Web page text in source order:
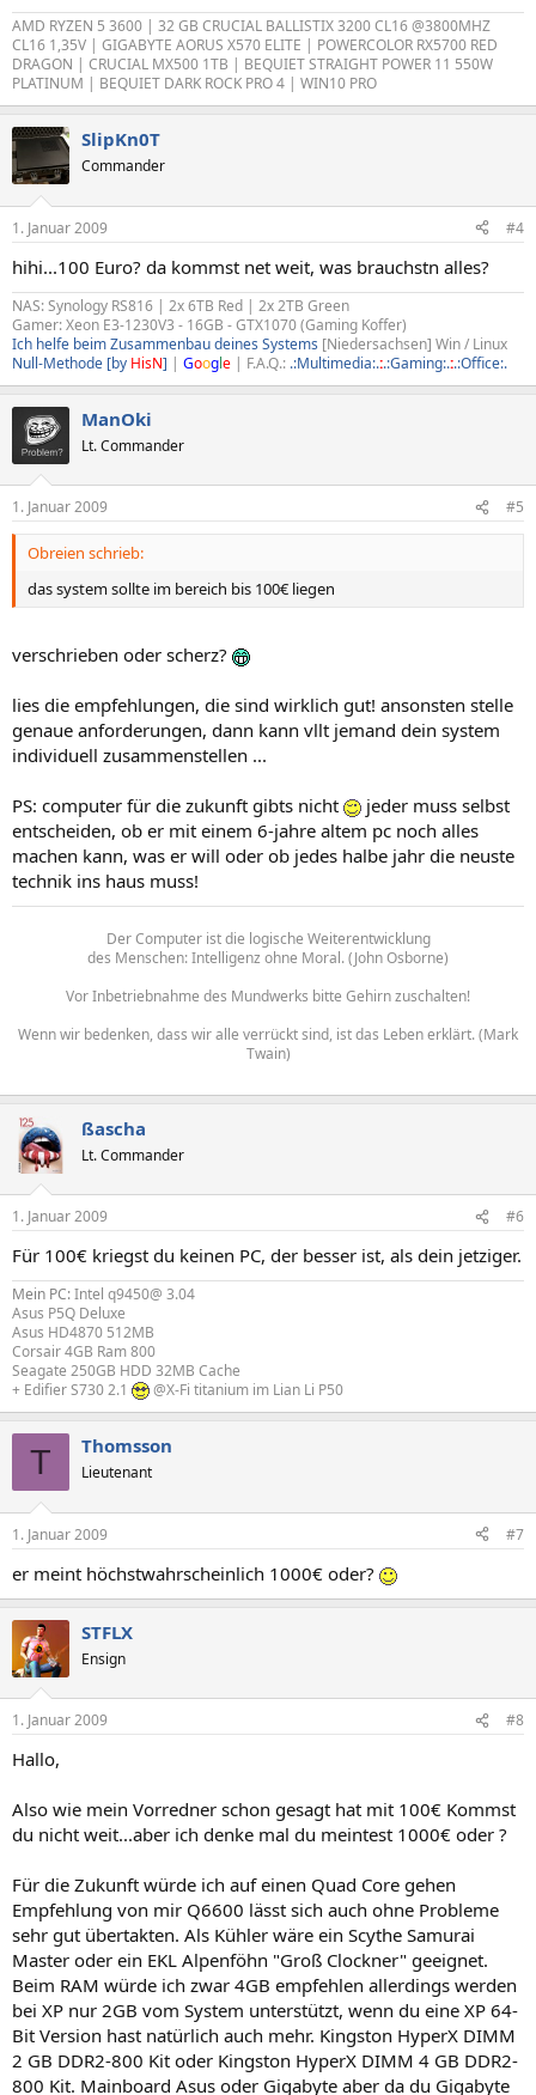
AMD RYZEN 5 3600 | 32 GB CRUCIAL BALLISTIX 3200 CL16 @3800MHZ
CL16 1,35V | GIGABYTE AORUS X570 ELITE | POWERCOLOR RX5700 RED
DRAGON | CRUCIAL MX500 1TB | BEQUIET STRAIGHT POWER 11 550W
PLATINUM | BEQUIET DARK ROCK PRO 4 | WIN10 PRO
SlipKn0T
Commander
1. Januar 2009 #4
hihi...100 Euro? da kommst net weit, was brauchstn alles?
NAS: Synology RS816 | 2x 6TB Red | 2x 2TB Green
Gamer: Xeon E3-1230V3 - 16GB - GTX1070 (Gaming Koffer)
Ich helfe beim Zusammenbau deines Systems [Niedersachsen] Win / Linux
Null-Methode [by HisN] | Google | F.A.Q.: .:Multimedia:.:.:Gaming:.:.:Office:.
ManOki
Lt. Commander
1. Januar 2009 #5
Obreien schrieb:
das system sollte im bereich bis 100€ liegen
verschrieben oder scherz?
lies die empfehlungen, die sind wirklich gut! ansonsten stelle
genaue anforderungen, dann kann vllt jemand dein system
individuell zusammenstellen ...
PS: computer für die zukunft gibts nicht
jeder muss selbst
entscheiden, ob er mit einem 6-jahre altem pc noch alles
machen kann, was er will oder ob jedes halbe jahr die neuste
technik ins haus muss!
Der Computer ist die logische Weiterentwicklung
des Menschen: Intelligenz ohne Moral. (John Osborne)
Vor Inbetriebnahme des Mundwerks bitte Gehirn zuschalten!
Wenn wir bedenken, dass wir alle verrückt sind, ist das Leben erklärt. (Mark
Twain)
ßascha
Lt. Commander
1. Januar 2009 #6
Für 100€ kriegst du keinen PC, der besser ist, als dein jetziger.
Mein PC:Intel q9450@ 3.04
Asus P5Q Deluxe
Asus HD4870 512MB
Corsair 4GB Ram 800
Seagate 250GB HDD 32MB Cache
+ Edifier S730 2.1
@X-Fi titanium im Lian Li P50
T Thomsson
Lieutenant
1. Januar 2009 #7
er meint höchstwahrscheinlich 1000€ oder?
STFLX
Ensign
1. Januar 2009 #8
Hallo,
Also wie mein Vorredner schon gesagt hat mit 100€ Kommst
du nicht weit...aber ich denke mal du meintest 1000€ oder ?
Für die Zukunft würde ich auf einen Quad Core gehen
Empfehlung von mir Q6600 lässt sich auch ohne Probleme
sehr gut übertakten. Als Kühler wäre ein Scythe Samurai
Master oder ein EKL Alpenföhn "Groß Clockner" geeignet.
Beim RAM würde ich zwar 4GB empfehlen allerdings werden
bei XP nur 2GB vom System unterstützt, wenn du eine XP 64-
Bit Version hast natürlich auch mehr. Kingston HyperX DIMM
2 GB DDR2-800 Kit oder Kingston HyperX DIMM 4 GB DDR2-
800 Kit. Mainboard Asus oder Gigabyte aber da du Gigabyte